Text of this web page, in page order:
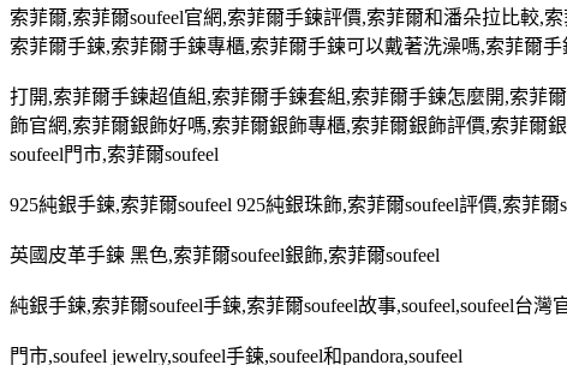
索菲爾,索菲爾soufeel官網,索菲爾手鍊評價,索菲爾和潘朵拉比較,
索菲爾手鍊,索菲爾手鍊專櫃,索菲爾手鍊可以戴著洗澡嗎,索菲爾手
打開,索菲爾手鍊超值組,索菲爾手鍊套組,索菲爾手鍊怎麼開,索菲
飾官網,索菲爾銀飾好嗎,索菲爾銀飾專櫃,索菲爾銀飾評價,索菲爾
soufeel門市,索菲爾soufeel
925純銀手鍊,索菲爾soufeel 925純銀珠飾,索菲爾soufeel評價,索菲爾
英國皮革手鍊 黑色,索菲爾soufeel銀飾,索菲爾soufeel
純銀手鍊,索菲爾soufeel手鍊,索菲爾soufeel故事,soufeel,soufeel台灣
門市,soufeel jewelry,soufeel手鍊,soufeel和pandora,soufeel